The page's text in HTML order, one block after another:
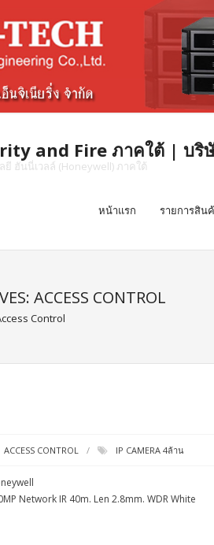
and Fire ภาคใต้ | บริษั
ฮันนี่เวลล์ (Honeywell) ภาคใต้
หน้าแรก รายการสิน
ACCESS CONTROL
Control
ACCESS CONTROL IP CAMERA 4ล้าน
Network IR 40m. Len 2.8mm. WDR White